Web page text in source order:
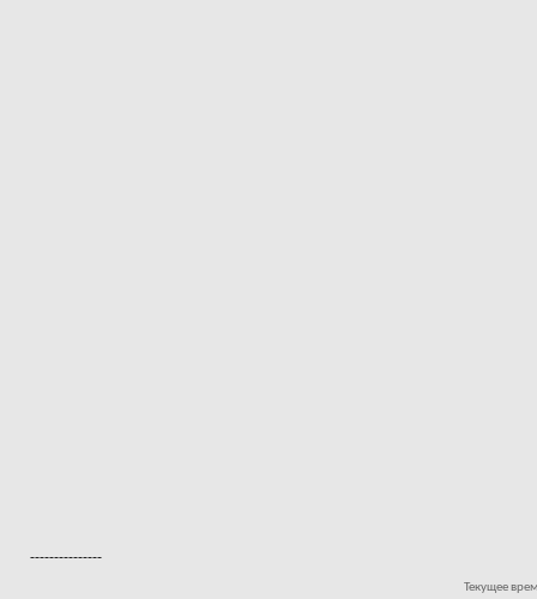
---------------
Текущее